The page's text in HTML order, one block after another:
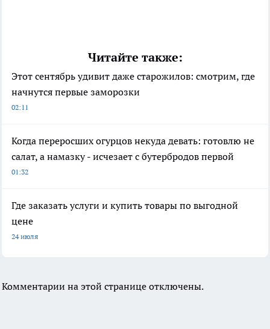
Читайте также:
Этот сентябрь удивит даже старожилов: смотрим, где
начнутся первые заморозки
02:11
Когда переросших огурцов некуда девать: готовлю не
салат, а намазку - исчезает с бутербродов первой
01:32
Где заказать услуги и купить товары по выгодной
цене
24 июля
Комментарии на этой странице отключены.